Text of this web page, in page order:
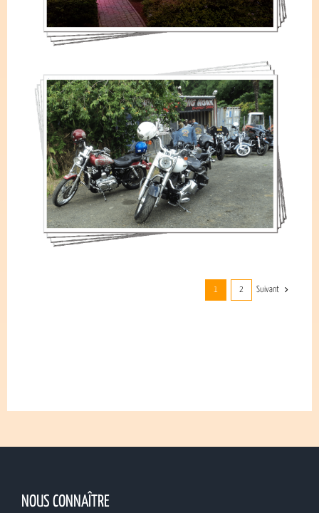
1 2 Suivant
NOUS CONNAÎTRE